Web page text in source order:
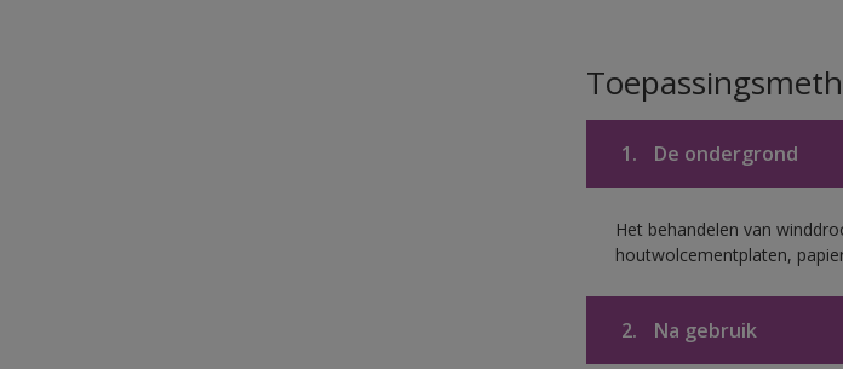
1. De ondergrond
Het behandelen van
houtwolcementplaten,
2. Na gebruik